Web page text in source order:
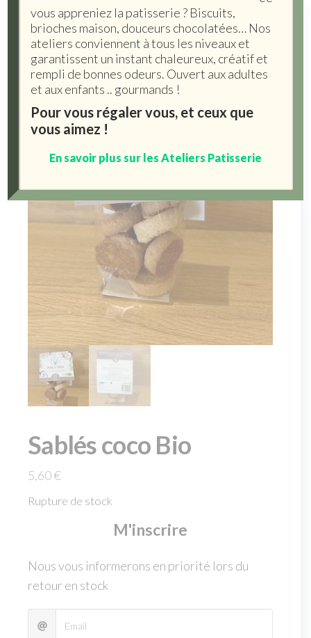
Sablés coco Bio
5,60€
Rupture de stock
M'inscrire
Nous vous informerons en priorité lors du
retour en stock
vous appreniez la patisserie ? Biscuits,
brioches maison, douceurs chocolatées… Nos
ateliers conviennent à tous les niveaux et
garantissent un instant chaleureux, créatif et
rempli de bonnes odeurs. Ouvert aux adultes
et aux enfants .. gourmands !
Pour vous régaler vous, et ceux que
vous aimez !
En savoir plus sur les Ateliers Patisserie